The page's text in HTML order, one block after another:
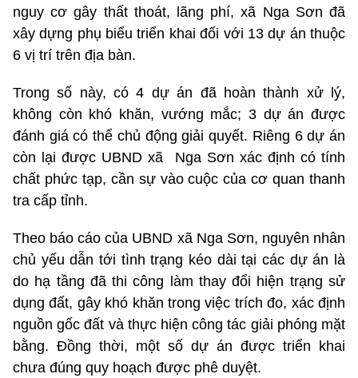
nguy cơ gây thất thoát, lãng phí, xã Nga Sơn đã
xây dựng phụ biểu triển khai đối với 13 dự án thuộc
6 vị trí trên địa bàn.
Trong số này, có 4 dự án đã hoàn thành xử lý,
không còn khó khăn, vướng mắc; 3 dự án được
đánh giá có thể chủ động giải quyết. Riêng 6 dự án
còn lại được UBND xã Nga Sơn xác định có tính
chất phức tạp, cần sự vào cuộc của cơ quan thanh
tra cấp tỉnh.
Theo báo cáo của UBND xã Nga Sơn, nguyên nhân
chủ yếu dẫn tới tình trạng kéo dài tại các dự án là
do hạ tầng đã thi công làm thay đổi hiện trạng sử
dụng đất, gây khó khăn trong việc trích đo, xác định
nguồn gốc đất và thực hiện công tác giải phóng mặt
bằng. Đồng thời, một số dự án được triển khai
chưa đúng quy hoạch được phê duyệt.